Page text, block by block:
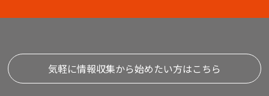
気軽に情報収集から始めたい方はこちら